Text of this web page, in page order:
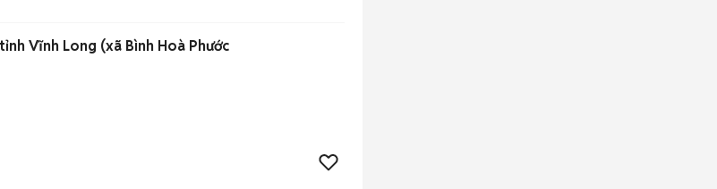
Vĩnh Long (xã Bình Hoà Phước